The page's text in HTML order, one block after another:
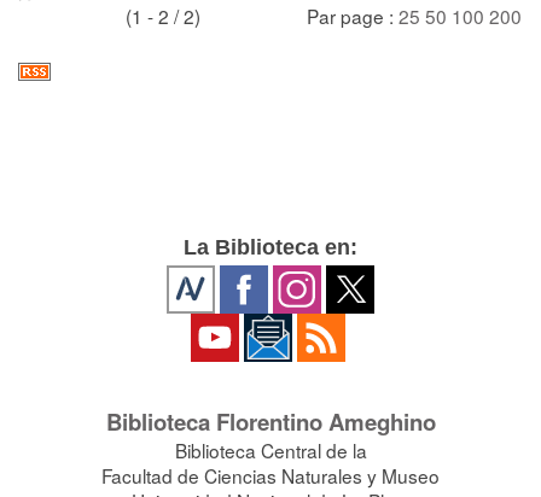
(1 - 2 / 2) Par page : 25 50 100 200
La Biblioteca en:
Biblioteca Florentino Ameghino
Biblioteca Central de la
Facultad de Ciencias Naturales y Museo